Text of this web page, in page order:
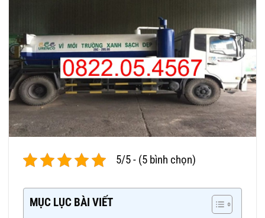
5/5 - (5 bình chọn)
MỤC LỤC BÀI VIẾT